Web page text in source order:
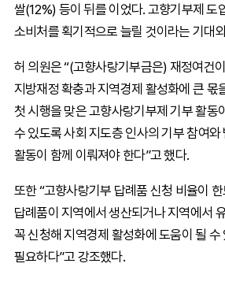
쌀(12%) 등이 뒤를 이었다. 고향기부제 도
소비처를 획기적으로 늘릴 것이라는 기대
허 의원은 “(고향사랑기부금은) 재정여건
지방재정 확충과 지역경제 활성화에 큰 몫
첫 시행을 맞은 고향사랑기부제 기부 활동
수 있도록 사회 지도층 인사의 기부 참여와
활동이 함께 이뤄져야 한다”고 했다.
또한 “고향사랑기부 답례품 신청 비율이
답례품이 지역에서 생산되거나 지역에서
꼭 신청해 지역경제 활성화에 도움이 될 수
필요하다”고 강조했다.